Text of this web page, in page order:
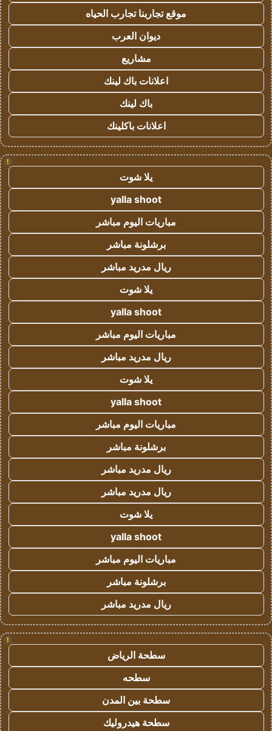
موقع تجاربنا تجارب الحياه
ديوان العرب
مشاريع
اعلانات باك لينك
باك لينك
اعلانات باكلينك
!
يلا شوت
yalla shoot
مباريات اليوم مباشر
برشلونة مباشر
ريال مدريد مباشر
يلا شوت
yalla shoot
مباريات اليوم مباشر
ريال مدريد مباشر
يلا شوت
yalla shoot
مباريات اليوم مباشر
برشلونة مباشر
ريال مدريد مباشر
ريال مدريد مباشر
يلا شوت
yalla shoot
مباريات اليوم مباشر
برشلونة مباشر
ريال مدريد مباشر
!
سطحة الرياض
سطحه
سطحة بين المدن
سطحة هيدروليك